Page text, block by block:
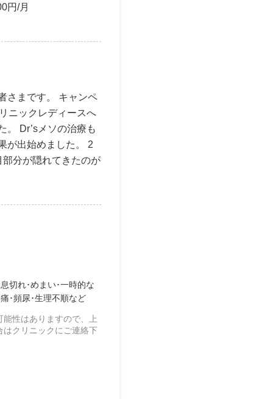
円/月
さまです。 キャンペ
ニックレディースへ
。
Dr’sメソの治療も
が出始めました。
2
分が隠れてきたのが
切れ･めまい･一時的な
･頻尿･生理不順など
性はありますので、上
クリニックにご連絡下